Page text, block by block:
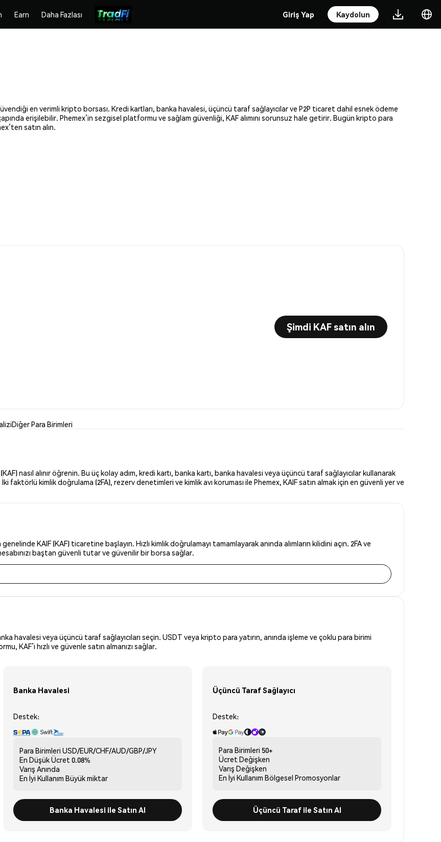
Earn Daha Fazlası Giriş Yap Kaydolun
en verimli kripto borsası. Kredi kartları, banka havalesi, üçüncü taraf sağlayıcılar ve P2P ticaret dahil esnek ödeme
erişilebilir. Phemex’in sezgisel platformu ve sağlam güvenliği, KAF alımını sorunsuz hale getirir. Bugün kripto para
satın alın.
Şimdi KAF satın alın
Diğer Para Birimleri
nasıl alınır öğrenin. Bu üç kolay adım, kredi kartı, banka kartı, banka havalesi veya üçüncü taraf sağlayıcılar kullanarak
faktörlü kimlik doğrulama (2FA), rezerv denetimleri ve kimlik avı koruması ile Phemex, KAIF satın almak için en güvenli yer ve
KAIF (KAF) ticaretine başlayın. Hızlı kimlik doğrulamayı tamamlayarak anında alımların kilidini açın. 2FA ve
baştan güvenli tutar ve güvenilir bir borsa sağlar.
havalesi veya üçüncü taraf sağlayıcıları seçin. USDT veya kripto para yatırın, anında işleme ve çoklu para birimi
KAF’i hızlı ve güvenle satın almanızı sağlar.
Banka Havalesi
Destek:
Para Birimleri USD/EUR/CHF/AUD/GBP/JPY
En Düşük Ücret 0.08%
Varış Anında
En İyi Kullanım Büyük miktar
Banka Havalesi ile Satın Al
Üçüncü Taraf Sağlayıcı
Destek:
Para Birimleri 50+
Ücret Değişken
Varış Değişken
En İyi Kullanım Bölgesel Promosyonlar
Üçüncü Taraf ile Satın Al